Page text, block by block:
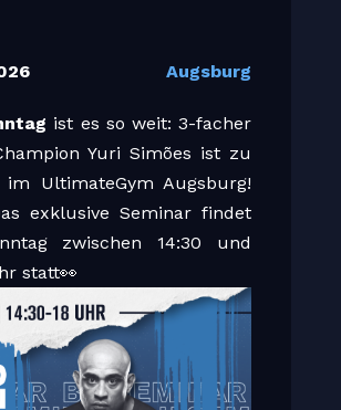
Augsburg
ist es so weit: 3-facher
Yuri Simões ist zu
im UltimateGym Augsburg!
exklusive Seminar findet
zwischen 14:30 und
statt👀